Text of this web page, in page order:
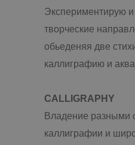
Экспериментирую
творческие
обьеденяя две
каллиграфию и
CALLIGRAPHY
Владение разными
каллиграфии и